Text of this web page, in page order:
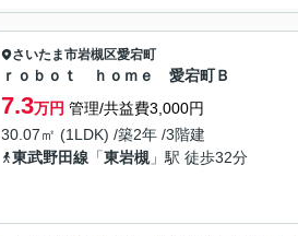
さいたま市岩槻区愛宕町
ｒｏｂｏｔ ｈｏｍｅ 愛宕町Ｂ
7.3万円 管理/共益費3,000円
30.07㎡ (1LDK) /築2年 /3階建
東武野田線 「東岩槻 」駅 徒歩32分